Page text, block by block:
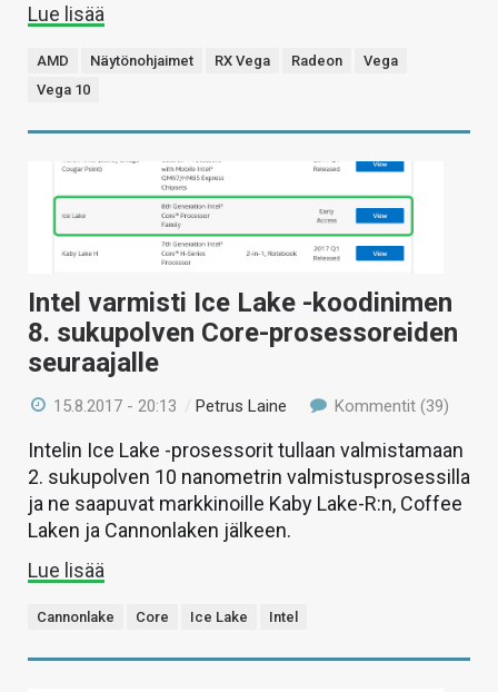
Lue lisää
AMD Näytönohjaimet RX Vega Radeon
Vega
Vega 10
Intel varmisti Ice Lake -koodinimen
8. sukupolven Core-prosessoreiden
seuraajalle
15.8.2017 - 20:13 / Petrus Laine Kommentit (39)
Intelin Ice Lake -prosessorit tullaan valmistamaan
2. sukupolven 10 nanometrin valmistusprosessilla
ja ne saapuvat markkinoille Kaby Lake-R:n, Coffee
Laken ja Cannonlaken jälkeen.
Lue lisää
Cannonlake Core Ice Lake Intel